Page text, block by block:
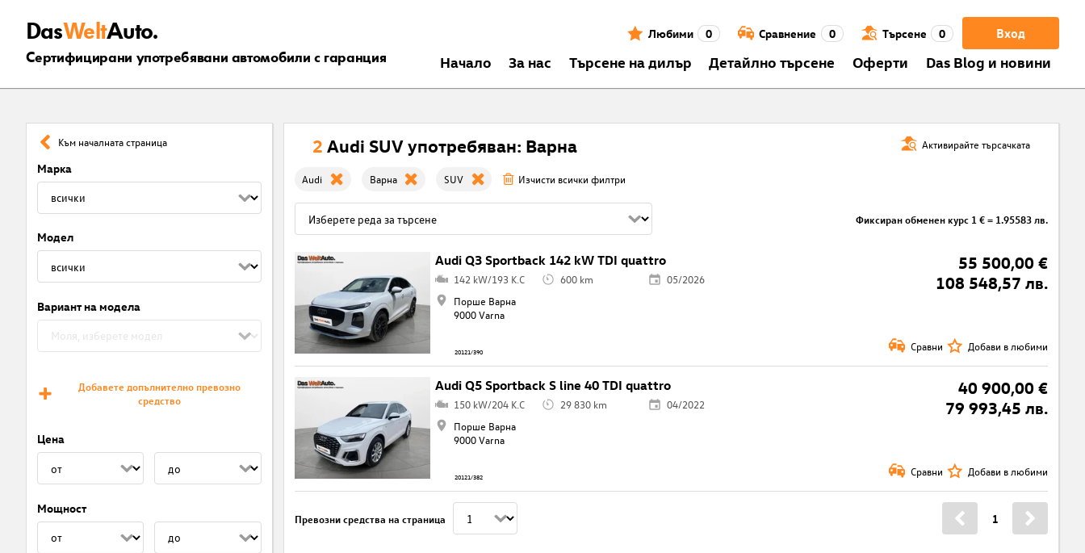
DasWeltAuto.
Сертифицирани употребявани автомобили с гаранция
Вход
Любими 0 Сравнение 0 Търсене 0
Началo За нас Търсене на дилър Детайлно търсене Оферти Das Blog и новини
Към началната страница
Марка
Модел
Вариант на модела
Добавете допълнително превозно
средство
Цена
Мощност
Активирайте търсачката
2 Audi SUV употребяван: Варна
Audi Варна SUV Изчисти всички филтри
Фиксиран обменен курс 1 € = 1.95583 лв.
Audi Q3 Sportback 142 kW TDI quattro
55 500,00 €
108 548,57 лв.
142 kW/193 K.C 600 km
05/2026
Порше Варна
9000 Varna
20121/390 Сравни Добави в любими
Audi Q5 Sportback S line 40 TDI quattro
40 900,00 €
79 993,45 лв.
150 kW/204 K.C 29 830 km
04/2022
Порше Варна
9000 Varna
20121/382 Сравни Добави в любими
Превозни средства на страница 1